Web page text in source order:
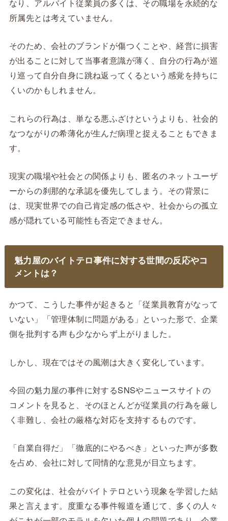
なり、アルバイト従業員の多くは、その職場を永続的な
所属先とは考えていません。
そのため、会社のブランドが傷つくことや、経営に損害
が出ることに対して当事者意識が薄く、自分の行為が巡
り巡って自分自身に跳ね返ってくるという感覚を持ちに
くいのかもしれません。
これらの行為は、単なる悪ふざけというよりも、社会的
なつながりの希薄化が生んだ病理と捉えることもできま
す。
現実の職場や社会との関係よりも、匿名のネットユーザ
ーからの刹那的な承認を優先してしまう。その背景に
は、現実世界での自己肯定感の低さや、社会からの孤立
感が隠れている可能性も否定できません。
魁力屋のバイトテロ事件に対する世間の反応やコ
メントは？
かつて、こうした事件が起きると「従業員教育がなって
いない」「管理体制に問題がある」といった形で、企業
側を批判する声も少なからず上がりました。
しかし、現在ではその風潮は大きく変化しています。
今回の魁力屋の事件に対するSNSやニュースサイトの
コメントを見ると、そのほとんどが従業員の行為を厳し
く非難し、会社の厳格な対応を支持するものです。
「自業自得だ」「徹底的にやるべき」といった声が多数
を占め、会社に対して同情的な意見が目立ちます。
この変化は、社会がバイトテロという現象を学習した結
果と言えます。度重なる事件報道を通じて、多くの人々